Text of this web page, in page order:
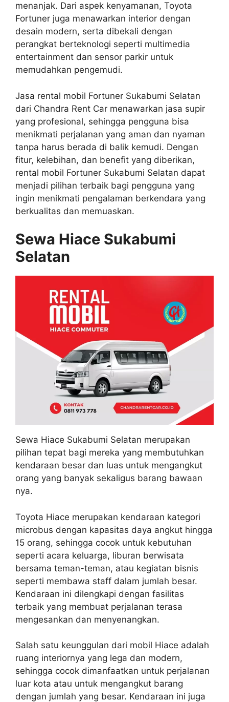
menanjak. Dari aspek kenyamanan, Toyota
Fortuner juga menawarkan interior dengan
desain modern, serta dibekali dengan
perangkat berteknologi seperti multimedia
entertainment dan sensor parkir untuk
memudahkan pengemudi.
Jasa rental mobil Fortuner Sukabumi Selatan
dari Chandra Rent Car menawarkan jasa supir
yang profesional, sehingga pengguna bisa
menikmati perjalanan yang aman dan nyaman
tanpa harus berada di balik kemudi. Dengan
fitur, kelebihan, dan benefit yang diberikan,
rental mobil Fortuner Sukabumi Selatan dapat
menjadi pilihan terbaik bagi pengguna yang
ingin menikmati pengalaman berkendara yang
berkualitas dan memuaskan.
Sewa Hiace Sukabumi
Selatan
Sewa Hiace Sukabumi Selatan merupakan
pilihan tepat bagi mereka yang membutuhkan
kendaraan besar dan luas untuk mengangkut
orang yang banyak sekaligus barang bawaan
nya.
Toyota Hiace merupakan kendaraan kategori
microbus dengan kapasitas daya angkut hingga
15 orang, sehingga cocok untuk kebutuhan
seperti acara keluarga, liburan berwisata
bersama teman-teman, atau kegiatan bisnis
seperti membawa staff dalam jumlah besar.
Kendaraan ini dilengkapi dengan fasilitas
terbaik yang membuat perjalanan terasa
mengesankan dan menyenangkan.
Salah satu keunggulan dari mobil Hiace adalah
ruang interiornya yang lega dan modern,
sehingga cocok dimanfaatkan untuk perjalanan
luar kota atau untuk mengangkut barang
dengan jumlah yang besar. Kendaraan ini juga